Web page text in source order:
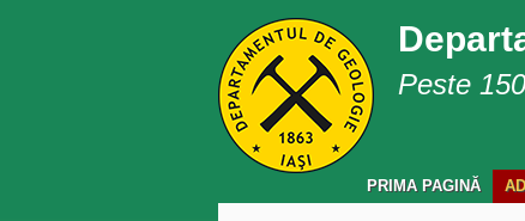
Peste
PRIMA PAGINĂ